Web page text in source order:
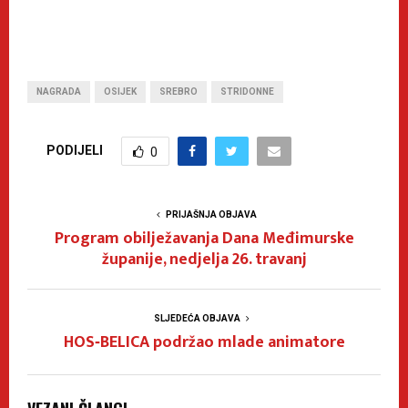
NAGRADA OSIJEK SREBRO STRIDONNE
PODIJELI 0
PRIJAŠNJA OBJAVA
Program obilježavanja Dana Međimurske
županije, nedjelja 26. travanj
SLJEDEĆA OBJAVA
HOS‑BELICA podržao mlade animatore